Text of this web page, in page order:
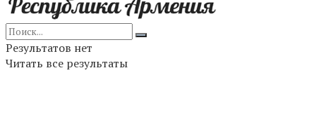
Результатов нет
Читать все результаты